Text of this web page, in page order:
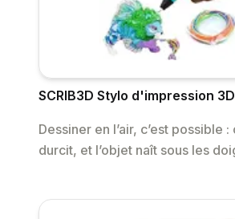
SCRIB3D Stylo d'impression 3D
Dessiner en l’air, c’est possible
durcit, et l’objet naît sous les